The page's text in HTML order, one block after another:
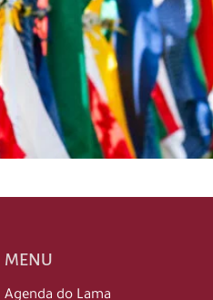
MENU
Agenda do Lama